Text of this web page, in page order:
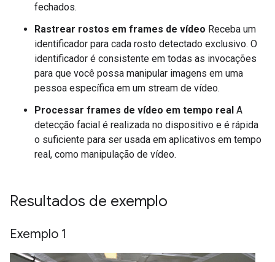
fechados.
Rastrear rostos em frames de vídeo Receba um
identificador para cada rosto detectado exclusivo. O
identificador é consistente em todas as invocações
para que você possa manipular imagens em uma
pessoa específica em um stream de vídeo.
Processar frames de vídeo em tempo real A
detecção facial é realizada no dispositivo e é rápida
o suficiente para ser usada em aplicativos em tempo
real, como manipulação de vídeo.
Resultados de exemplo
Exemplo 1